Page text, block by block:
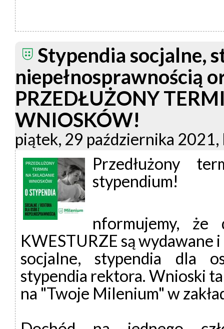
Stypendia socjalne,
niepełnosprawnością
PRZEDŁUŻONY
WNIOSKÓW!
piątek, 29 października 2021,
Przedłużony
stypendium!
nformujemy, że
KWESTURZE są
socjalne, stypendia dla
stypendia rektora. Wnioski
na "Twoje Milenium" w